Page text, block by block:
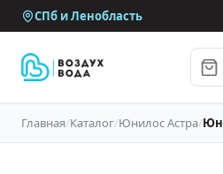
СПб и Ленобласть
Главная/Каталог/Юнилос Астра/